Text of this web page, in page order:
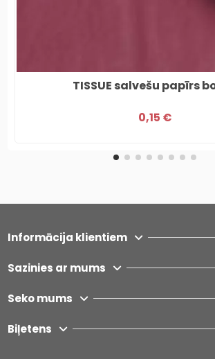
TISSUE salvešu papīrs
0,15 €
Informācija klientiem
Sazinies ar mums
Seko mums
Biļetens